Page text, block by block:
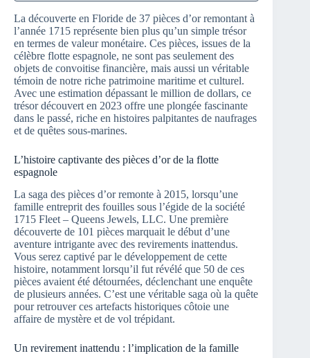
La découverte en Floride de 37 pièces d’or remontant à
l’année 1715 représente bien plus qu’un simple trésor
en termes de valeur monétaire. Ces pièces, issues de la
célèbre flotte espagnole, ne sont pas seulement des
objets de convoitise financière, mais aussi un véritable
témoin de notre riche patrimoine maritime et culturel.
Avec une estimation dépassant le million de dollars, ce
trésor découvert en 2023 offre une plongée fascinante
dans le passé, riche en histoires palpitantes de naufrages
et de quêtes sous-marines.
L’histoire captivante des pièces d’or de la flotte
espagnole
La saga des pièces d’or remonte à 2015, lorsqu’une
famille entreprit des fouilles sous l’égide de la société
1715 Fleet – Queens Jewels, LLC. Une première
découverte de 101 pièces marquait le début d’une
aventure intrigante avec des revirements inattendus.
Vous serez captivé par le développement de cette
histoire, notamment lorsqu’il fut révélé que 50 de ces
pièces avaient été détournées, déclenchant une enquête
de plusieurs années. C’est une véritable saga où la quête
pour retrouver ces artefacts historiques côtoie une
affaire de mystère et de vol trépidant.
Un revirement inattendu : l’implication de la famille